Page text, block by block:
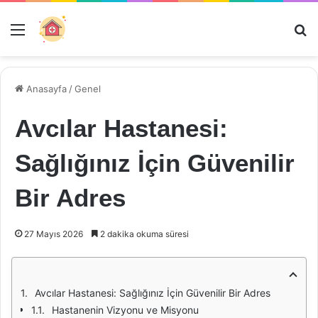
Menü
Anasayfa /Genel
Avcılar Hastanesi:
Sağlığınız İçin Güvenilir
Bir Adres
27 Mayıs 2026 2 dakika okuma süresi
Avcılar Hastanesi: Sağlığınız İçin Güvenilir Bir Adres
Hastanenin Vizyonu ve Misyonu